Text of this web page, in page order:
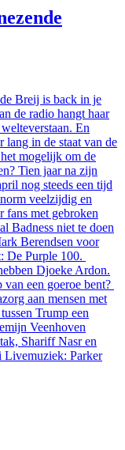
Breij is back in je
de radio hangt haar
En
lang in de staat van de
mogelijk om de
Tien jaar na zijn
nog steeds een tijd
veelzijdig en
fans met gebroken
Badness niet te doen
Berendsen voor
De Purple 100.
Djoeke Ardon.
van een goeroe bent?
aan mensen met
Trump een
Veenhoven
Shariff Nasr en
Parker